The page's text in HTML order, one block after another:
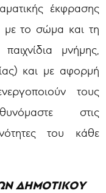
έκφρασης
με το σώμα και τη
μνήμης,
και με αφορμή
τους
στις
του κάθε
ΔΗΜΟΤΙΚΟΥ